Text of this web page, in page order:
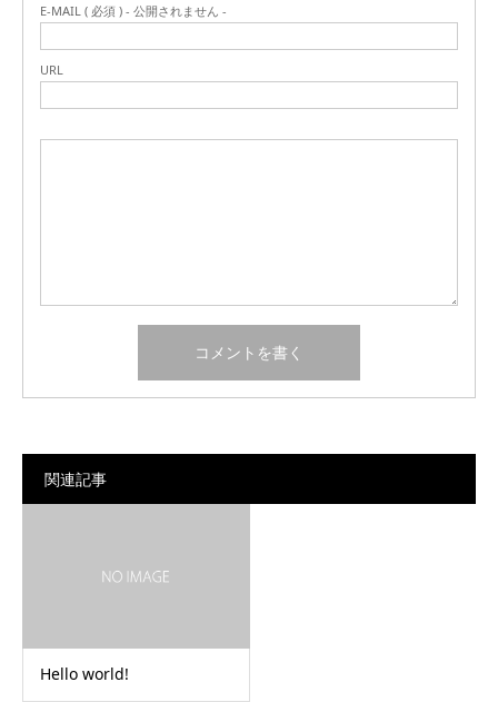
E-MAIL ( 必須 ) - 公開されません -
URL
関連記事
Hello world!